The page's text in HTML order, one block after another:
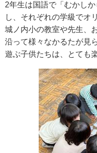
2年生は国語で「むかし
し、それぞれの学級でオ
城ノ内小の教室や先生、
沿って様々なかるたが見
遊ぶ子供たちは、とても